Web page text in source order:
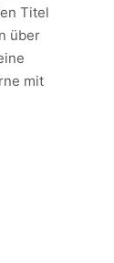
Titel
über
mit